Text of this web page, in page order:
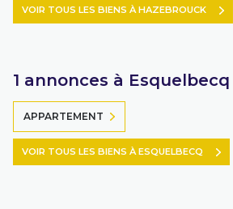
VOIR TOUS LES BIENS À HAZEBROUCK
1 annonces à Esquelbecq
APPARTEMENT
VOIR TOUS LES BIENS À ESQUELBECQ